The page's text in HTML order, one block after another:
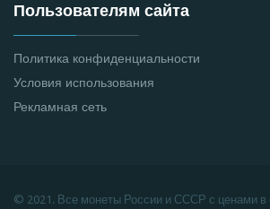
Пользователям сайта
Политика конфиденциальности
Условия использования
Рекламная сеть
© 2021. Все монеты России и СССР с ценами в